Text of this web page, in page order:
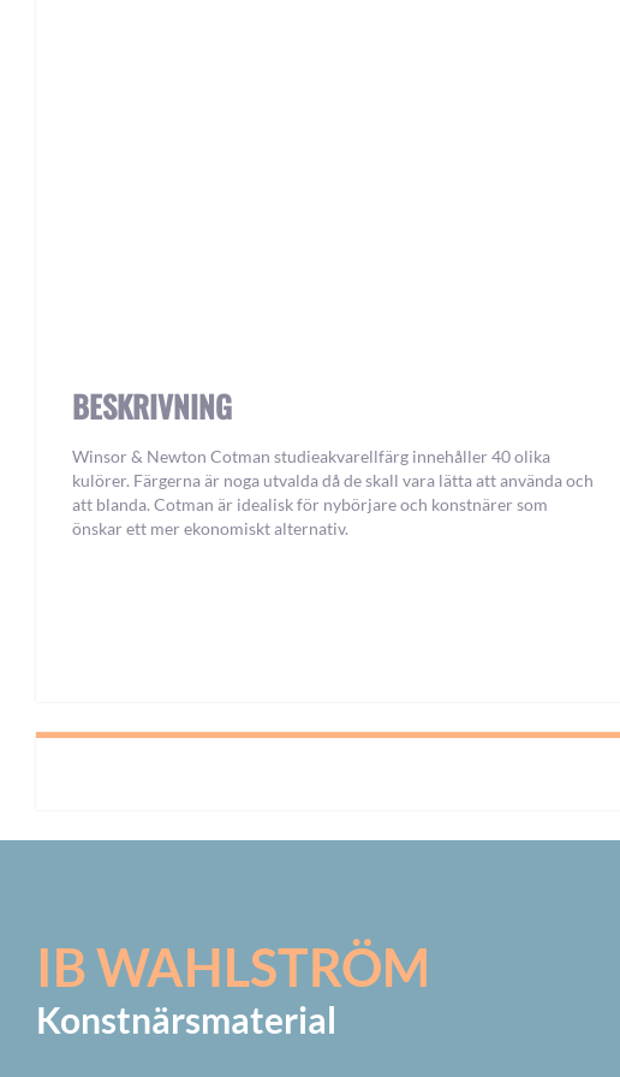
BESKRIVNING
Winsor & Newton Cotman studieakvarellfärg innehåller 40 olika
kulörer. Färgerna är noga utvalda då de skall vara lätta att använda och
att blanda. Cotman är idealisk för nybörjare och konstnärer som
önskar ett mer ekonomiskt alternativ.
IB WAHLSTRÖM
Konstnärsmaterial